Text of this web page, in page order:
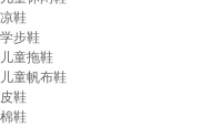
凉鞋
学步鞋
儿童拖鞋
儿童帆布鞋
皮鞋
棉鞋